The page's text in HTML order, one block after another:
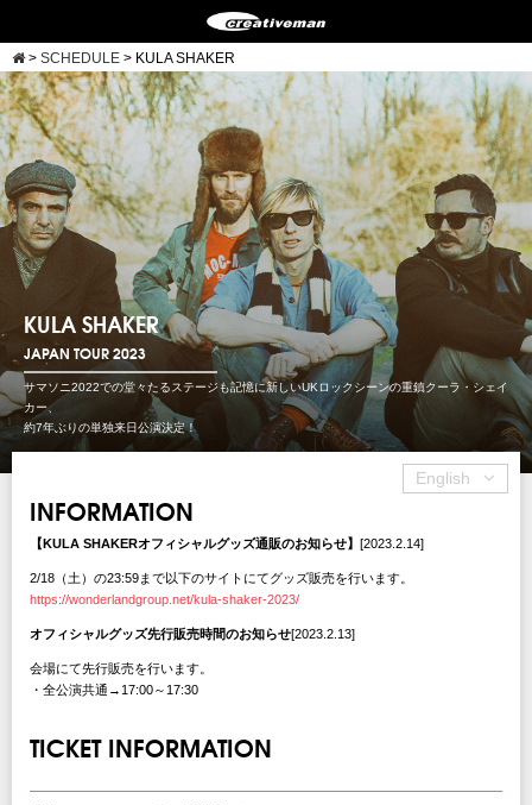
> SCHEDULE > KULA SHAKER
KULA SHAKER
JAPAN TOUR 2023
サマソニ2022での堂々たるステージも記憶に新しいUKロックシーンの重鎮クーラ・シェイ
カー、
約7年ぶりの単独来日公演決定！
English
INFORMATION
【KULA SHAKERオフィシャルグッズ通販のお知らせ】 [2023.2.14]
2/18（土）の23:59まで以下のサイトにてグッズ販売を行います。
https://wonderlandgroup.net/kula-shaker-2023/
オフィシャルグッズ先行販売時間のお知らせ[2023.2.13]
会場にて先行販売を行います。
・全公演共通→17:00～17:30
TICKET INFORMATION